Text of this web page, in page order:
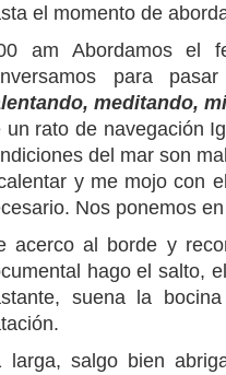
el momento de
am Abordamos el
para
meditando,
un rato de navegación
del mar son
y me mojo con
Nos ponemos
acerco al borde y
hago el salto,
suena la
larga, salgo bien